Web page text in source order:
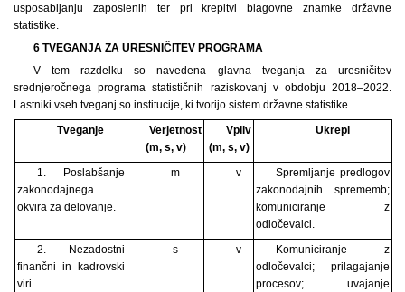
usposabljanju zaposlenih ter pri krepitvi blagovne znamke državne
statistike.
6 TVEGANJA ZA URESNIČITEV PROGRAMA
V tem razdelku so navedena glavna tveganja za uresničitev
srednjeročnega programa statističnih raziskovanj v obdobju 2018–2022.
Lastniki vseh tveganj so institucije, ki tvorijo sistem državne statistike.
Tveganje
Verjetnost
(m, s, v)
Vpliv
(m, s, v)
Ukrepi
1. Poslabšanje
zakonodajnega
okvira za delovanje.
m v
Spremljanje predlogov
zakonodajnih sprememb;
komuniciranje z
odločevalci.
2. Nezadostni
finančni in kadrovski
viri.
s v
Komuniciranje z
odločevalci; prilagajanje
procesov; uvajanje